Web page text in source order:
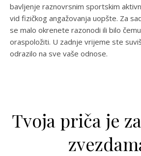
bavljenje raznovrsnim sportskim
vid fizičkog angažovanja uopšte. Za
se malo okrenete razonodi ili bilo
oraspoložiti. U zadnje vrijeme ste
odrazilo na sve vaše odnose.
Tvoja priča je